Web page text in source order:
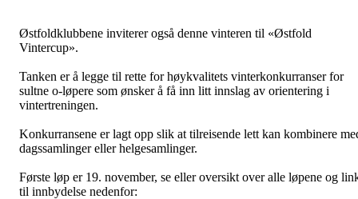
Østfoldklubbene inviterer også denne vinteren til «Østfold
Vintercup».
Tanken er å legge til rette for høykvalitets vinterkonkurranser for
sultne o-løpere som ønsker å få inn litt innslag av orientering i
vintertreningen.
Konkurransene er lagt opp slik at tilreisende lett kan kombinere
dagssamlinger eller helgesamlinger.
Første løp er 19. november, se eller oversikt over alle løpene og
til innbydelse nedenfor: